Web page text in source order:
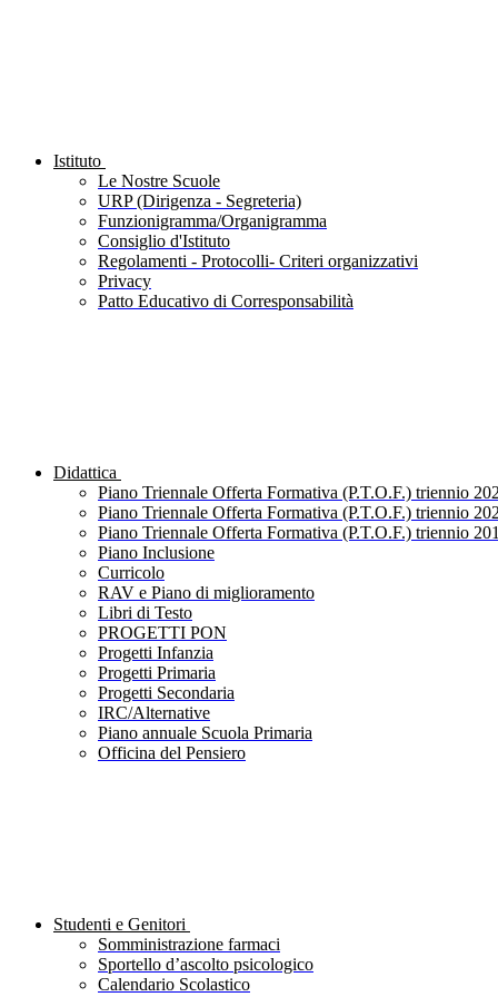
Istituto
Le Nostre Scuole
URP (Dirigenza - Segreteria)
Funzionigramma/Organigramma
Consiglio d'Istituto
Regolamenti - Protocolli- Criteri organizzativi
Privacy
Patto Educativo di Corresponsabilità
Didattica
Piano Triennale Offerta Formativa (P.T.O.F.) triennio
Piano Triennale Offerta Formativa (P.T.O.F.) triennio
Piano Triennale Offerta Formativa (P.T.O.F.) triennio
Piano Inclusione
Curricolo
RAV e Piano di miglioramento
Libri di Testo
PROGETTI PON
Progetti Infanzia
Progetti Primaria
Progetti Secondaria
IRC/Alternative
Piano annuale Scuola Primaria
Officina del Pensiero
Studenti e Genitori
Somministrazione farmaci
Sportello d’ascolto psicologico
Calendario Scolastico